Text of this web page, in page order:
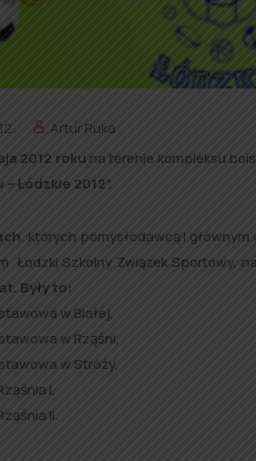
Artur Ruka
2012 roku na terenie kompleksu
Łódzkie 2012”.
, których pomysłodawcą i
Łódzki Szkolny Związek Sportowy,
Były to:
w Białej,
w Rząśni,
w Stróży,
I,
II.